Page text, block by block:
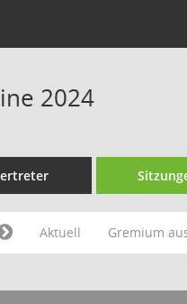
2024
Aktuell Gremium